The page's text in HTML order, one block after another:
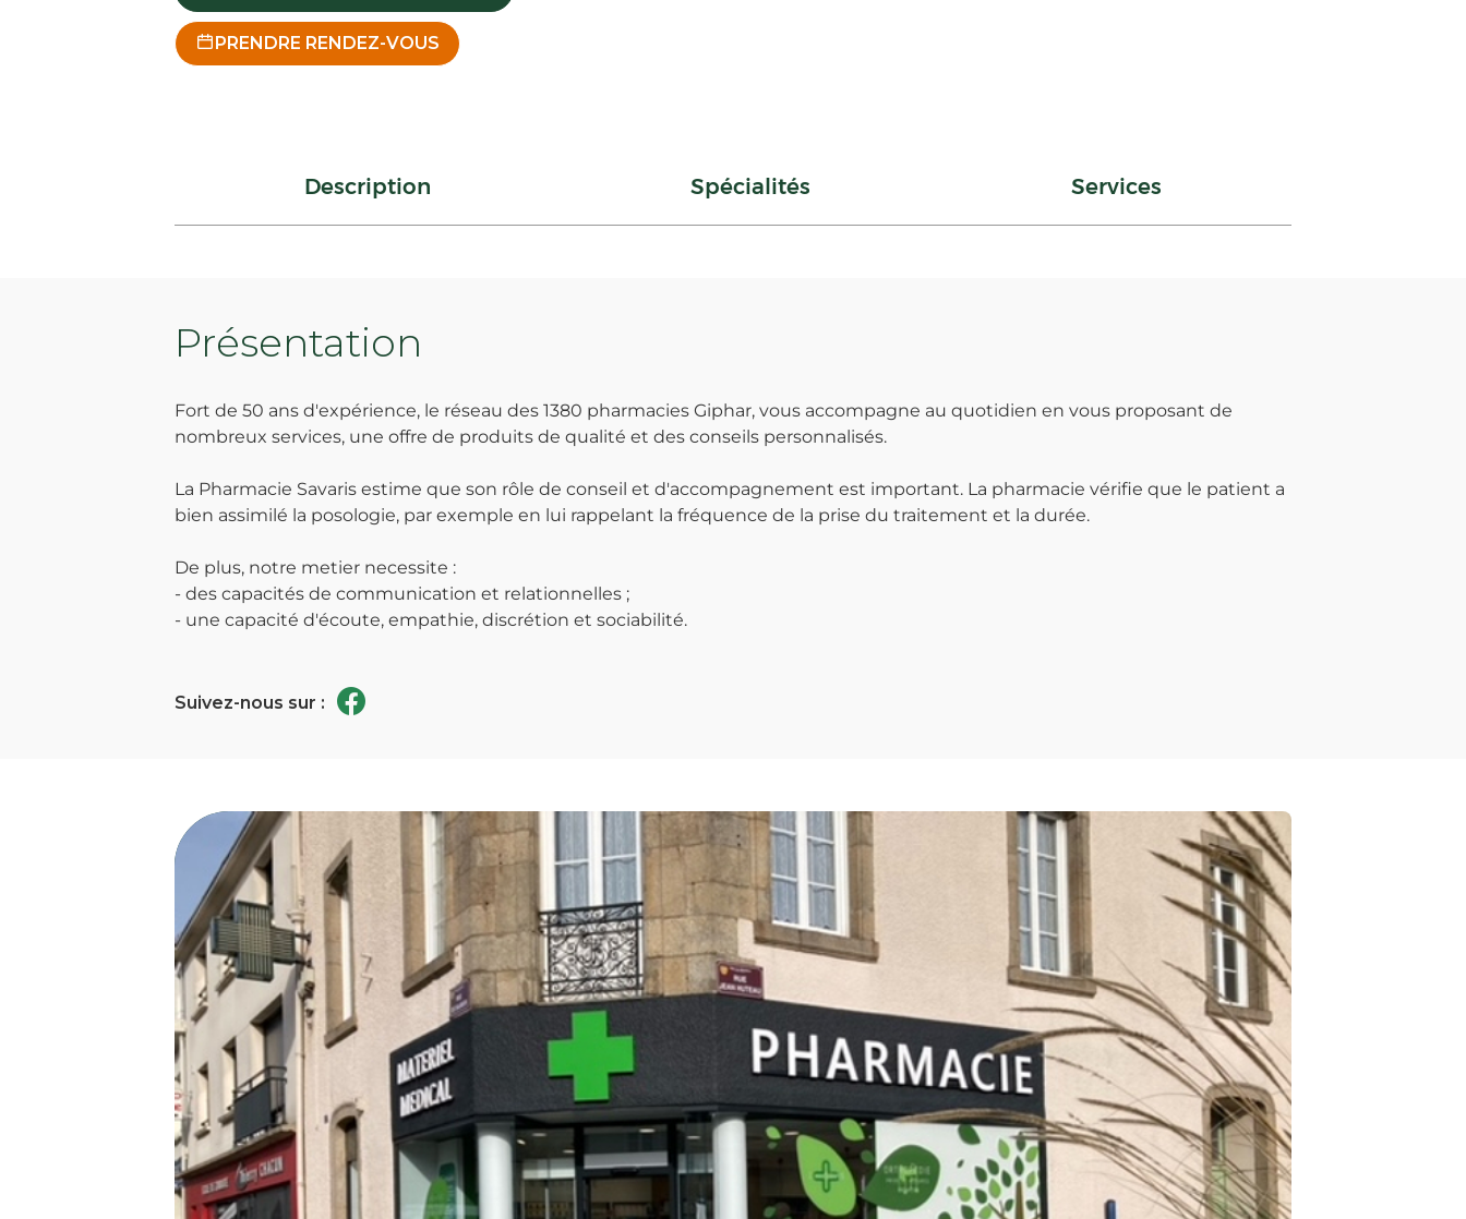
PRENDRE RENDEZ-VOUS
Description Spécialités Services
Présentation
Fort de 50 ans d'expérience, le réseau des 1380 pharmacies Giphar, vous accompagne au quotidien en vous proposant de
nombreux services, une offre de produits de qualité et des conseils personnalisés.
La Pharmacie Savaris estime que son rôle de conseil et d'accompagnement est important. La pharmacie vérifie que le patient a
bien assimilé la posologie, par exemple en lui rappelant la fréquence de la prise du traitement et la durée.
De plus, notre metier necessite :
- des capacités de communication et relationnelles ;
- une capacité d'écoute, empathie, discrétion et sociabilité.
Suivez-nous sur :